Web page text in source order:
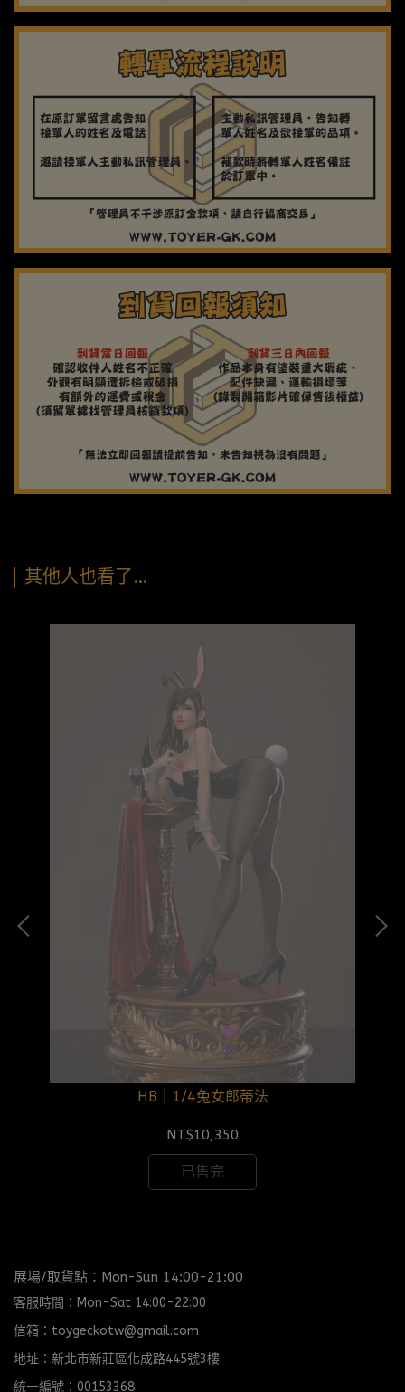
其他人也看了…
HB｜1/4兔女郎蒂法
NT$10,350
已售完
展場/取貨點：Mon-Sun 14:00-21:00
客服時間：Mon-Sat 14:00-22:00
信箱：toygeckotw@gmail.com
地址：新北市新莊區化成路445號3樓
統一編號：00153368